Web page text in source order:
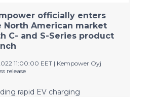
officially enters
North American market
C- and S-Series product
11:00:00 EET | Kempower Oyj
release
rapid EV charging